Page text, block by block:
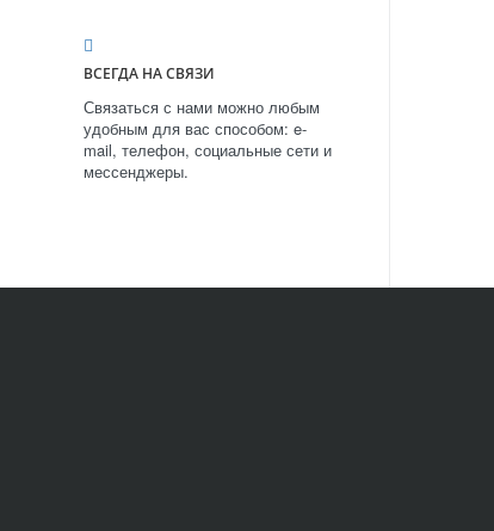
ВСЕГДА НА СВЯЗИ
Связаться с нами можно любым
удобным для вас способом: e-
mail, телефон, социальные сети и
мессенджеры.